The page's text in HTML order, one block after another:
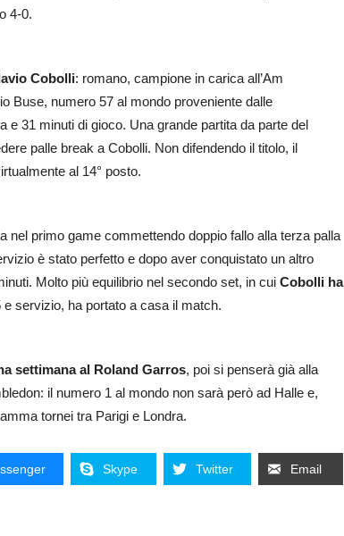
4-0.
Cobolli: romano, campione in carica all’Am
Buse, numero 57 al mondo proveniente dalle
e 31 minuti di gioco. Una grande partita da parte del
palle break a Cobolli. Non difendendo il titolo, il
al 14° posto.
nel primo game commettendo doppio fallo alla terza palla
è stato perfetto e dopo aver conquistato un altro
Molto più equilibrio nel secondo set, in cui Cobolli ha
e servizio, ha portato a casa il match.
settimana al Roland Garros, poi si penserà già alla
il numero 1 al mondo non sarà però ad Halle e,
tornei tra Parigi e Londra.
Skype Twitter Email